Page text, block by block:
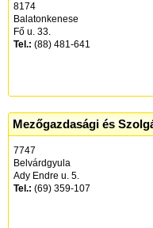
8174
Balatonkenese
Fő u. 33.
Tel.: (88) 481-641
Mezőgazdasági és
7747
Belvárdgyula
Ady Endre u. 5.
Tel.: (69) 359-107